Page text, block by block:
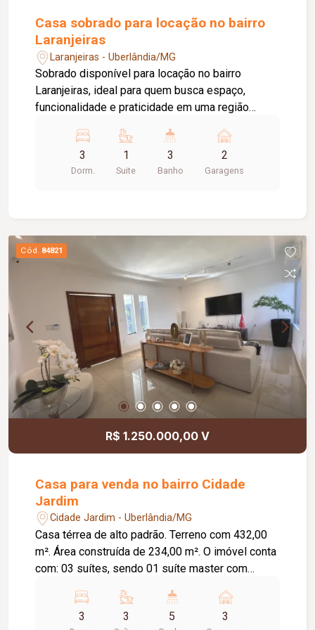
Casa sobrado para locação no bairro
Laranjeiras
Laranjeiras - Uberlândia/MG
Sobrado disponível para locação no bairro
Laranjeiras, ideal para quem busca espaço,
funcionalidade e praticidade em uma região
principais vias da cidade e próximo a comércios
e serviços essenciais. O imóvel possui 253,00
m² de terreno e 136,00 m² de área construída,
sacada, 03 banheiros, lavanderia, área gourmet
com churrasqueira e banheiro de apoio, além de
02 vagas de garagem com portão eletrônico.
Observação: o imóvel não possui armários
planejados.
3
Dorm.
1
Suite
3
Banho
2
Garagens
Cód. 84821
R$ 1.250.000,00 V
Casa para venda no bairro Cidade
Jardim
Cidade Jardim - Uberlândia/MG
Casa térrea de alto padrão. Terreno com 432,00
m². Área construída de 234,00 m². O imóvel conta
com: 03 suítes, sendo 01 suíte master com
inverno; Cozinha ampla e funcional; Área gourmet
com banheiro de apoio e depósito; Piscina
3 3 5 3